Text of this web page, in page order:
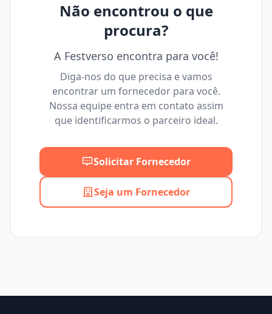
Máximo
Não encontrou o que
procura?
A Festverso encontra para você!
Diga-nos do que precisa e vamos
encontrar um fornecedor para você.
Nossa equipe entra em contato assim
que identificarmos o parceiro ideal.
Solicitar Fornecedor
Seja um Fornecedor